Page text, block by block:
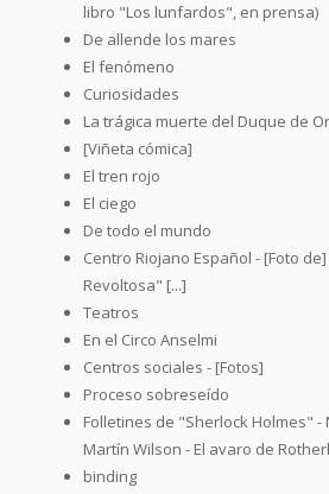
libro "Los lunfardos", en prensa)
De allende los mares
El fenómeno
Curiosidades
La trágica muerte del Duque de
[Viñeta cómica]
El tren rojo
El ciego
De todo el mundo
Centro Riojano Español - [Foto
Revoltosa" [...]
Teatros
En el Circo Anselmi
Centros sociales - [Fotos]
Proceso sobreseído
Folletines de "Sherlock Holmes"
Martín Wilson - El avaro de
binding